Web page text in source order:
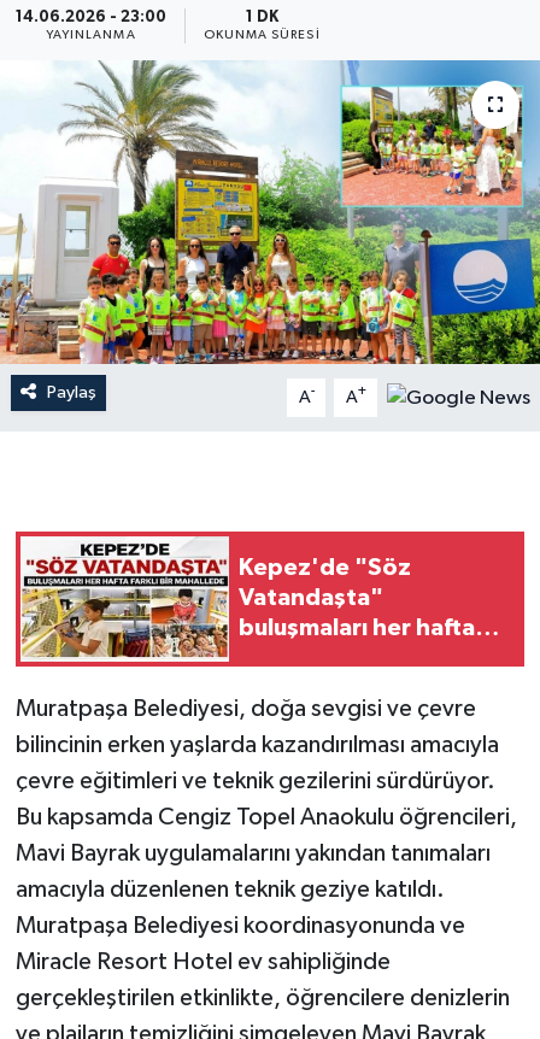
14.06.2026 - 23:00
YAYINLANMA
1 DK
OKUNMA SÜRESI
Paylaş A- A+
Kepez'de "Söz
Vatandaşta"
buluşmaları her hafta
Muratpaşa Belediyesi, doğa sevgisi ve çevre
bilincinin erken yaşlarda kazandırılması amacıyla
çevre eğitimleri ve teknik gezilerini sürdürüyor.
Bu kapsamda Cengiz Topel Anaokulu öğrencileri,
Mavi Bayrak uygulamalarını yakından tanımaları
amacıyla düzenlenen teknik geziye katıldı.
Muratpaşa Belediyesi koordinasyonunda ve
Miracle Resort Hotel ev sahipliğinde
gerçekleştirilen etkinlikte, öğrencilere denizlerin
ve plajların temizliğini simgeleyen Mavi Bayrak
Ekonomi
Spor
Dünya
Resmi Reklamlar
Son Dakika Haberleri
Haber Arşivi